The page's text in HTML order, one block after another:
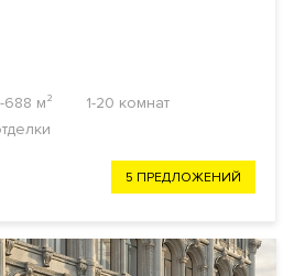
688 м²
1-20 комнат
5 ПРЕДЛОЖЕНИЙ